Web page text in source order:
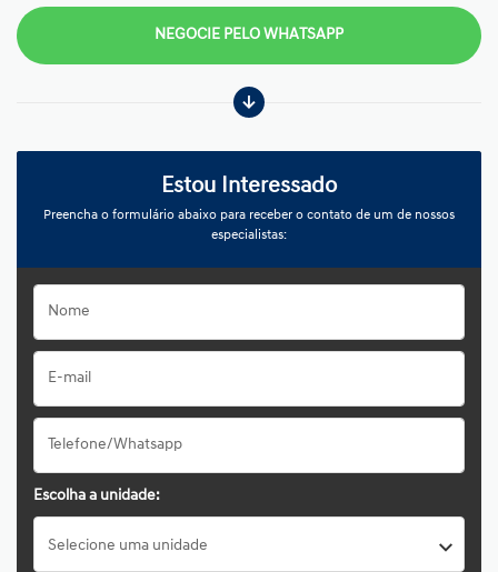
NEGOCIE PELO WHATSAPP
Estou Interessado
Preencha o formulário abaixo para receber o contato de um de nossos
especialistas:
Escolha a unidade:
Selecione uma unidade